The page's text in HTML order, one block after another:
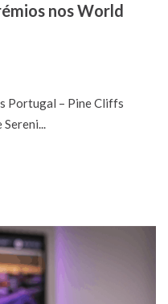
nos World
Portugal – Pine Cliffs